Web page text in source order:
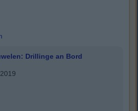
Drillinge an Bord